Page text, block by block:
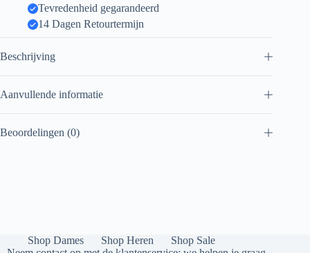
Tevredenheid gegarandeerd
14 Dagen Retourtermijn
Beschrijving
Aanvullende informatie
Beoordelingen (0)
Shop Dames Shop Heren
Shop Sale